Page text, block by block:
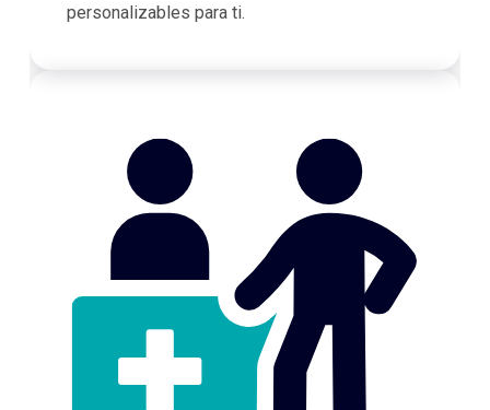
personalizables para ti.